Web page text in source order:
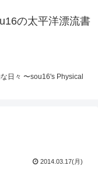
の太平洋漂流書
日々 〜sou16's Physical
2014.03.17(月)